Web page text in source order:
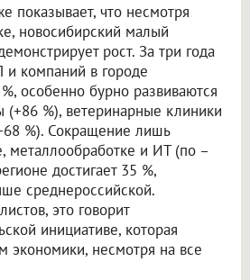
показывает, что несмотря
новосибирский малый
рост. За три года
компаний в городе
особенно бурно развиваются
(+86 %), ветеринарные клиники
%). Сокращение лишь
металлообработке и ИТ (по –
достигает 35 %,
среднероссийской.
это говорит
инициативе, которая
экономики, несмотря на все